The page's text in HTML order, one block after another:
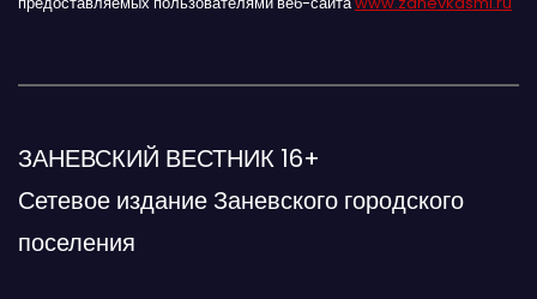
ЗАНЕВСКИЙ ВЕСТНИК 16+
Сетевое издание Заневского городского
поселения